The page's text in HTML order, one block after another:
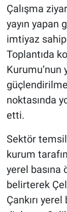
Çalışma
yayın yapan
imtiyaz
Toplantıda
Kurumu’nun
noktasında
etti.
Sektör
kurum
yerel basına
belirterek
Çankırı yerel